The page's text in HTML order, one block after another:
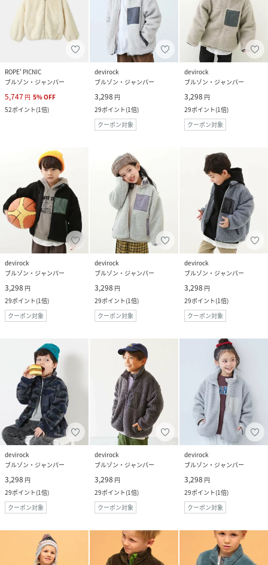
ROPE' PICNIC
ブルゾン・ジャンパー
5,747 円 5%OFF
52ポイント(1倍)
devirock
ブルゾン・ジャンパー
3,298 円
29ポイント(1倍)
クーポン対象
devirock
ブルゾン・ジャンパー
3,298 円
29ポイント(1倍)
クーポン対象
devirock
ブルゾン・ジャンパー
3,298 円
29ポイント(1倍)
クーポン対象
devirock
ブルゾン・ジャンパー
3,298 円
29ポイント(1倍)
クーポン対象
devirock
ブルゾン・ジャンパー
3,298 円
29ポイント(1倍)
クーポン対象
devirock
ブルゾン・ジャンパー
3,298 円
29ポイント(1倍)
クーポン対象
devirock
ブルゾン・ジャンパー
3,298 円
29ポイント(1倍)
クーポン対象
devirock
ブルゾン・ジャンパー
3,298 円
29ポイント(1倍)
クーポン対象